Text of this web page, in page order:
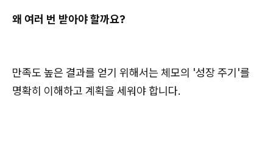
왜 여러 번 받아야 할까요?
만족도 높은 결과를 얻기 위해서는 체모의 '성장 주기'를
명확히 이해하고 계획을 세워야 합니다.